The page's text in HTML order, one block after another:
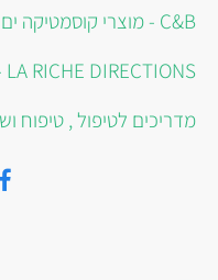
C&B - מוצרי קוסמטיקה ים המלח
LA RICHE DIRECTIONS - צבעי שיער על בסיס מים
מדריכים לטיפול , טיפוח